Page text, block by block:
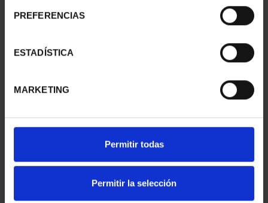
PREFERENCIAS
ESTADÍSTICA
MARKETING
Permitir todas
Permitir la selección
NVMISMA NÚM. 265 -
AÑO 2023
NVMISMA NÚM. 264 -
AÑO 2022